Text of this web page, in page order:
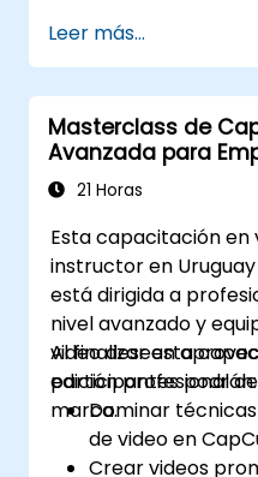
Mejorar las
de fondo y voz
Optimizar los
plataformas de
(e-learning).
Leer más...
Masterclass de
Avanzada para
21 Horas
Esta capacitación en
instructor en
está dirigida a
nivel avanzado y
video desean
edición profesional
marca.
Al finalizar esta
participantes podrán:
Dominar
de video en
Crear videos